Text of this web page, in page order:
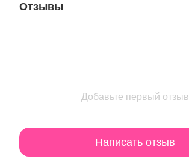
Отзывы
Добавьте первый отзыв
Написать отзыв